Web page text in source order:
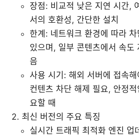
장점: 비교적 낮은 지연 시간,
서의 호환성, 간단한 설치
한계: 네트워크 환경에 따라
있으며, 일부 콘텐츠에서 속도
음
사용 시기: 해외 서버에 접속
컨텐츠 차단 해제 필요, 안정
요할 때
최신 버전의 주요 특징
실시간 트래픽 최적화 엔진 업